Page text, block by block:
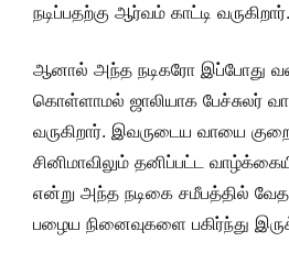
நடிப்பதற்கு ஆர்வம் காட்டி வருகிறார்.
ஆனால் அந்த நடிகரோ இப்போது
கொள்ளாமல் ஜாலியாக பேச்சுலர்
வருகிறார். இவருடைய வாயை
சினிமாவிலும் தனிப்பட்ட
என்று அந்த நடிகை சமீபத்தில்
பழைய நினைவுகளை பகிர்ந்து